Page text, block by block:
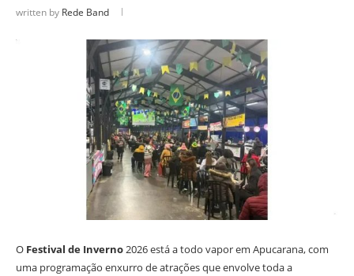
written by Rede Band
O Festival de Inverno2026 está a todo vapor em Apucarana, com
uma programação enxurro de atrações que envolve toda a